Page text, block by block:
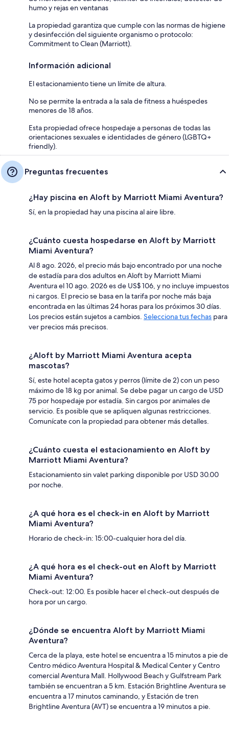
humo y rejas en ventanas
La propiedad garantiza que cumple con las normas de higiene
y desinfección del siguiente organismo o protocolo:
Commitment to Clean (Marriott).
Información adicional
El estacionamiento tiene un límite de altura.
No se permite la entrada a la sala de fitness a huéspedes
menores de 18 años.
Esta propiedad ofrece hospedaje a personas de todas las
orientaciones sexuales e identidades de género (LGBTQ+
friendly).
Preguntas frecuentes
¿Hay piscina en Aloft by Marriott Miami Aventura?
Sí, en la propiedad hay una piscina al aire libre.
¿Cuánto cuesta hospedarse en Aloft by Marriott
Miami Aventura?
Al 8 ago. 2026, el precio más bajo encontrado por una noche
de estadía para dos adultos en Aloft by Marriott Miami
Aventura el 10 ago. 2026 es de US$ 106, y no incluye impuestos
ni cargos. El precio se basa en la tarifa por noche más baja
encontrada en las últimas 24 horas para los próximos 30 días.
Los precios están sujetos a cambios. Selecciona tus fechas para
ver precios más precisos.
¿Aloft by Marriott Miami Aventura acepta
mascotas?
Sí, este hotel acepta gatos y perros (límite de 2) con un peso
máximo de 18 kg por animal. Se debe pagar un cargo de USD
75 por hospedaje por estadía. Sin cargos por animales de
servicio. Es posible que se apliquen algunas restricciones.
Comunícate con la propiedad para obtener más detalles.
¿Cuánto cuesta el estacionamiento en Aloft by
Marriott Miami Aventura?
Estacionamiento sin valet parking disponible por USD 30.00
por noche.
¿A qué hora es el check-in en Aloft by Marriott
Miami Aventura?
Horario de check-in: 15:00-cualquier hora del día.
¿A qué hora es el check-out en Aloft by Marriott
Miami Aventura?
Check-out: 12:00. Es posible hacer el check-out después de
hora por un cargo.
¿Dónde se encuentra Aloft by Marriott Miami
Aventura?
Cerca de la playa, este hotel se encuentra a 15 minutos a pie de
Centro médico Aventura Hospital & Medical Center y Centro
comercial Aventura Mall. Hollywood Beach y Gulfstream Park
también se encuentran a 5 km. Estación Brightline Aventura se
encuentra a 17 minutos caminando, y Estación de tren
Brightline Aventura (AVT) se encuentra a 19 minutos a pie.